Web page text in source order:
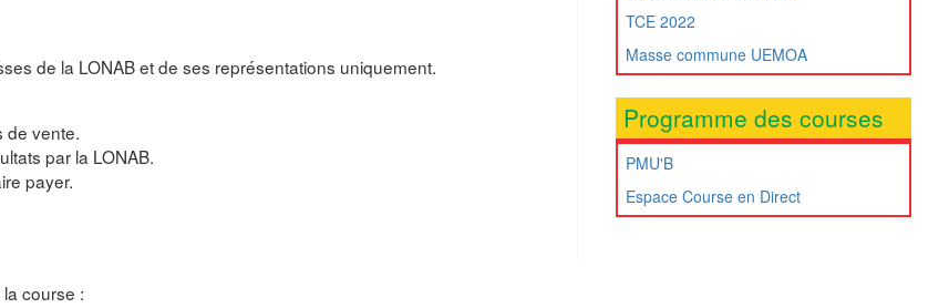
de la LONAB et de ses représentations uniquement.
de vente.
par la LONAB.
payer.
course :
TCE 2022
Masse commune UEMOA
Programme des courses
PMU'B
Espace Course en Direct